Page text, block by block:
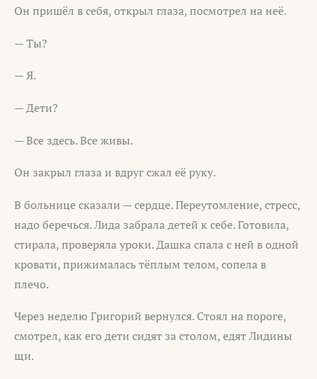
Он пришёл в себя, открыл глаза, посмотрел на неё.
— Ты?
— Я.
— Дети?
— Все здесь. Все живы.
Он закрыл глаза и вдруг сжал её руку.
В больнице сказали — сердце. Переутомление, стресс,
надо беречься. Лида забрала детей к себе. Готовила,
стирала, проверяла уроки. Дашка спала с ней в одной
кровати, прижималась тёплым телом, сопела в
плечо.
Через неделю Григорий вернулся. Стоял на пороге,
смотрел, как его дети сидят за столом, едят Лидины
щи.